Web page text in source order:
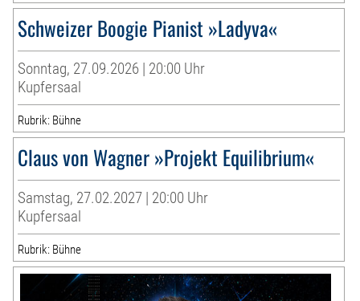
Schweizer Boogie Pianist »Ladyva«
Sonntag, 27.09.2026 | 20:00 Uhr
Kupfersaal
Rubrik: Bühne
Claus von Wagner »Projekt Equilibrium«
Samstag, 27.02.2027 | 20:00 Uhr
Kupfersaal
Rubrik: Bühne